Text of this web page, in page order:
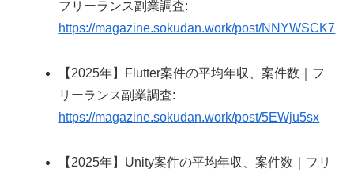
フリーランス副業調査:
https://magazine.sokudan.work/post/NNYWSCK7
【2025年】Flutter案件の平均年収、案件数｜フ
リーランス副業調査:
https://magazine.sokudan.work/post/5EWju5sx
【2025年】Unity案件の平均年収、案件数｜フリ